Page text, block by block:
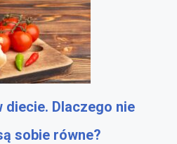
diecie. Dlaczego nie
sobie równe?